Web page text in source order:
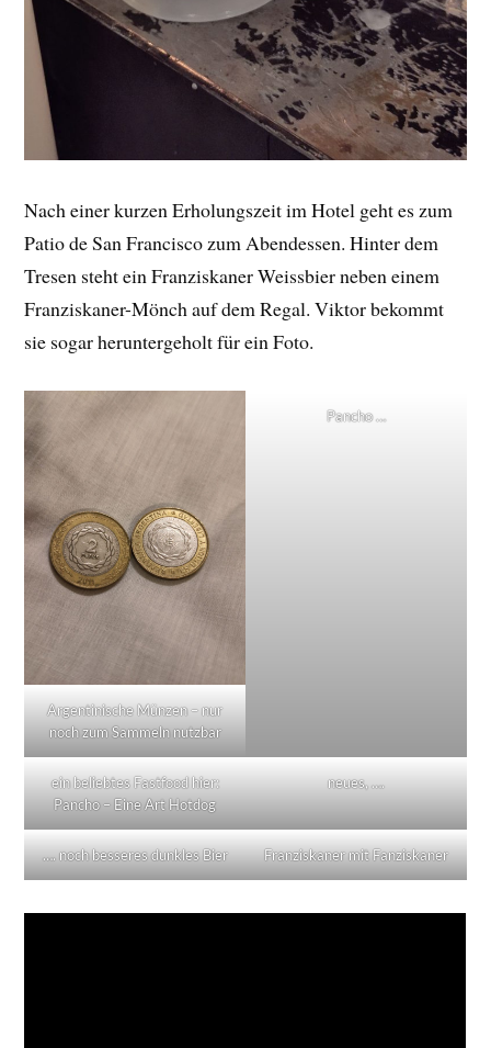
Nach einer kurzen Erholungszeit im Hotel geht es zum
Patio de San Francisco zum Abendessen. Hinter dem
Tresen steht ein Franziskaner Weissbier neben einem
Franziskaner-Mönch auf dem Regal. Viktor bekommt
sie sogar heruntergeholt für ein Foto.
Argentinische Münzen – nur
noch zum Sammeln nutzbar
Pancho …
ein beliebtes Fastfood hier:
Pancho – Eine Art Hotdog
neues, ….
…. noch besseres dunkles Bier Franziskaner mit Fanziskaner